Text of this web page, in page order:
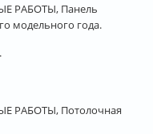
РАБОТЫ, Панель
модельного года.
РАБОТЫ, Потолочная